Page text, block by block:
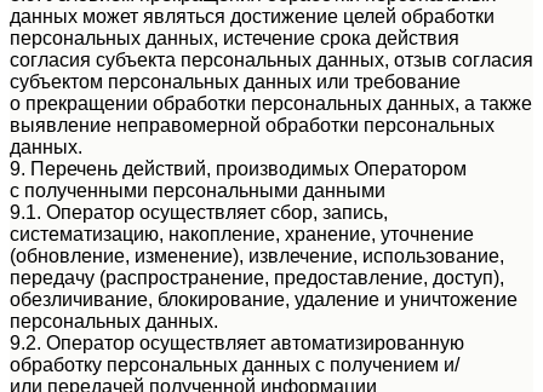
данных может являться достижение целей обработки
персональных данных, истечение срока действия
согласия субъекта персональных данных, отзыв согласия
субъектом персональных данных или требование
о прекращении обработки персональных данных, а также
выявление неправомерной обработки персональных
данных.
9. Перечень действий, производимых Оператором
с полученными персональными данными
9.1. Оператор осуществляет сбор, запись,
систематизацию, накопление, хранение, уточнение
(обновление, изменение), извлечение, использование,
передачу (распространение, предоставление, доступ),
обезличивание, блокирование, удаление и уничтожение
персональных данных.
9.2. Оператор осуществляет автоматизированную
обработку персональных данных с получением и/
или передачей полученной информации